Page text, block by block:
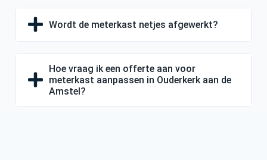
Wordt de meterkast netjes afgewerkt?
Hoe vraag ik een offerte aan voor
meterkast aanpassen in Ouderkerk aan de
Amstel?